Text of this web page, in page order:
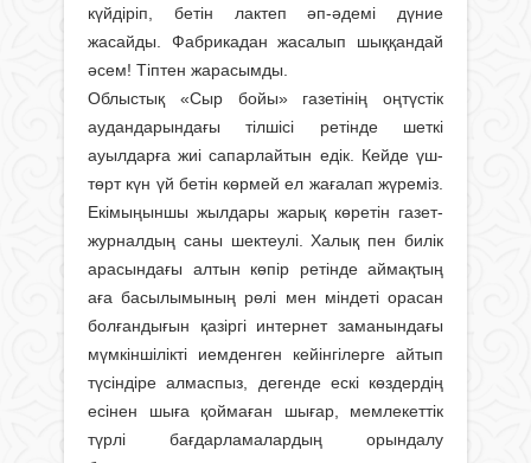
күйдіріп, бетін лактеп әп-әдемі дүние
жасайды. Фабрикадан жасалып шыққандай
әсем! Тіптен жарасымды.
Облыстық «Сыр бойы» газетінің оңтүстік
аудандарындағы тілшісі ретінде шеткі
ауылдарға жиі сапарлайтын едік. Кейде үш-
төрт күн үй бетін көрмей ел жағалап жүреміз.
Екімыңыншы жылдары жарық көретін газет-
журналдың саны шектеулі. Халық пен билік
арасындағы алтын көпір ретінде аймақтың
аға басылымының рөлі мен міндеті орасан
болғандығын қазіргі интернет заманындағы
мүмкіншілікті иемденген кейінгілерге айтып
түсіндіре алмаспыз, дегенде ескі көздердің
есінен шыға қоймаған шығар, мемлекеттік
түрлі бағдарламалардың орындалу